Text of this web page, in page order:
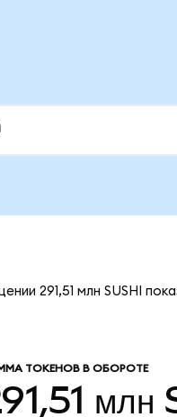
291,51 млн SUSHI
ТОКЕНОВ В ОБОРОТЕ
млн